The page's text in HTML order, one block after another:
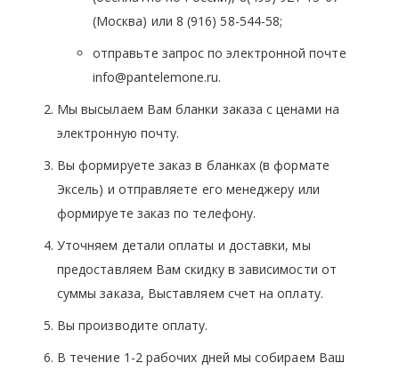
(Москва) или 8 (916) 58-544-58;
отправьте запрос по электронной почте
info@pantelemone.ru.
Мы высылаем Вам бланки заказа с ценами на
электронную почту.
Вы формируете заказ в бланках (в формате
Эксель) и отправляете его менеджеру или
формируете заказ по телефону.
Уточняем детали оплаты и доставки, мы
предоставляем Вам скидку в зависимости от
суммы заказа, Выставляем счет на оплату.
Вы производите оплату.
В течение 1-2 рабочих дней мы собираем Ваш